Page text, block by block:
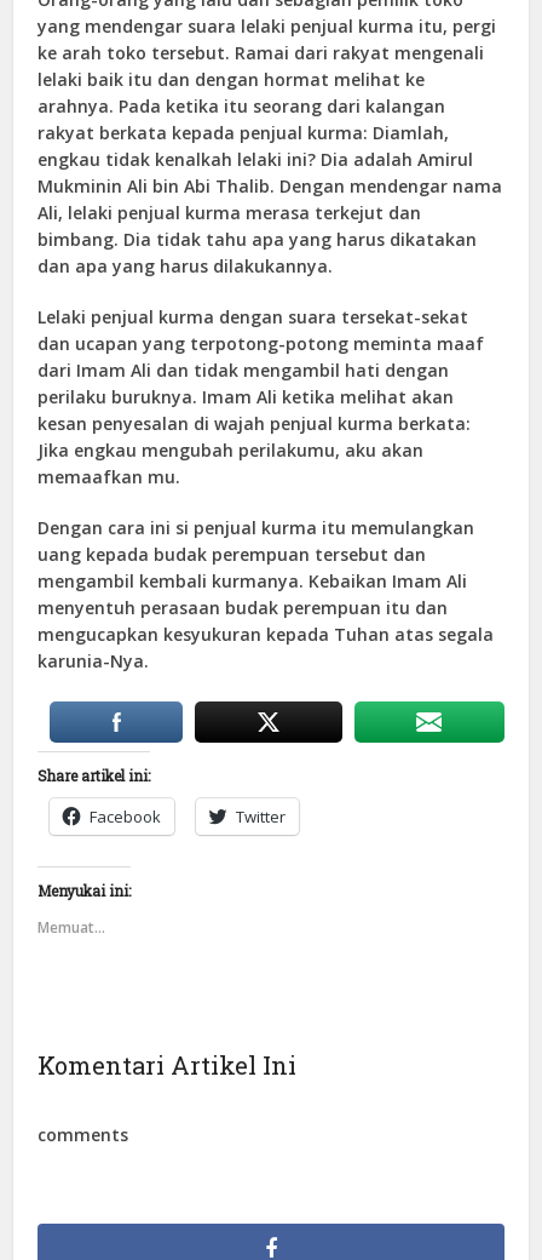
yang mendengar suara lelaki penjual kurma itu, pergi
ke arah toko tersebut. Ramai dari rakyat mengenali
lelaki baik itu dan dengan hormat melihat ke
arahnya. Pada ketika itu seorang dari kalangan
rakyat berkata kepada penjual kurma: Diamlah,
engkau tidak kenalkah lelaki ini? Dia adalah Amirul
Mukminin Ali bin Abi Thalib. Dengan mendengar nama
Ali, lelaki penjual kurma merasa terkejut dan
bimbang. Dia tidak tahu apa yang harus dikatakan
dan apa yang harus dilakukannya.
Lelaki penjual kurma dengan suara tersekat-sekat
dan ucapan yang terpotong-potong meminta maaf
dari Imam Ali dan tidak mengambil hati dengan
perilaku buruknya. Imam Ali ketika melihat akan
kesan penyesalan di wajah penjual kurma berkata:
Jika engkau mengubah perilakumu, aku akan
memaafkan mu.
Dengan cara ini si penjual kurma itu memulangkan
uang kepada budak perempuan tersebut dan
mengambil kembali kurmanya. Kebaikan Imam Ali
menyentuh perasaan budak perempuan itu dan
mengucapkan kesyukuran kepada Tuhan atas segala
karunia-Nya.
Share artikel ini:
Facebook Twitter
Menyukai ini:
Memuat...
Komentari Artikel Ini
comments